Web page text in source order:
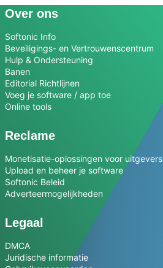
Over ons
Softonic Info
Beveiligings- en Vertrouwenscentrum
Hulp & Ondersteuning
Banen
Editorial Richtlijnen
Voeg je software / app toe
Online tools
Reclame
Monetisatie-oplossingen voor uitgevers
Upload en beheer je software
Softonic Beleid
Adverteermogelijkheden
Legaal
DMCA
Juridische informatie